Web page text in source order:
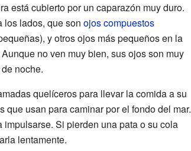
está cubierto por un caparazón muy duro.
los lados, que son ojos compuestos
y otros ojos más pequeños en la
no ven muy bien, sus ojos son muy
noche.
quelíceros para llevar la comida a su
que usan para caminar por el fondo del mar.
Si pierden una pata o su cola
lentamente.